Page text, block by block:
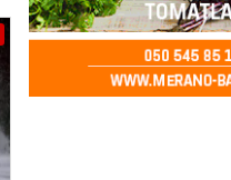
Rusiya buğdası gedib
- 13:00